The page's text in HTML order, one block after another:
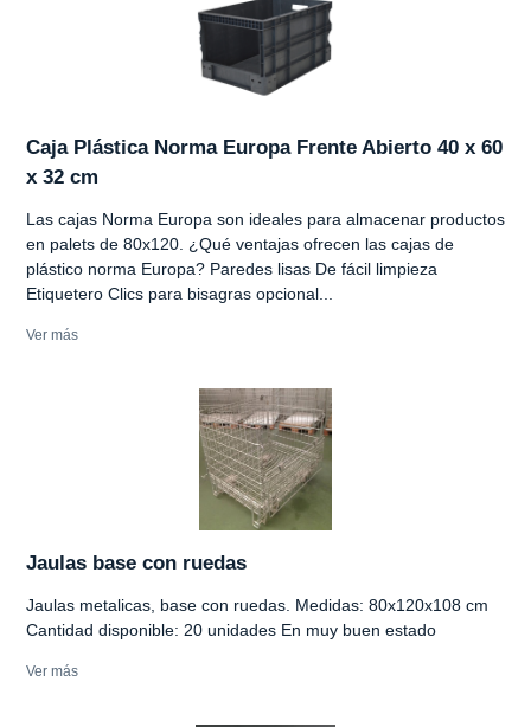
Caja Plástica Norma Europa Frente Abierto 40 x 60
x 32 cm
Las cajas Norma Europa son ideales para almacenar productos
en palets de 80x120. ¿Qué ventajas ofrecen las cajas de
plástico norma Europa? Paredes lisas De fácil limpieza
Etiquetero Clics para bisagras opcional...
Ver más
Jaulas base con ruedas
Jaulas metalicas, base con ruedas. Medidas: 80x120x108 cm
Cantidad disponible: 20 unidades En muy buen estado
Ver más